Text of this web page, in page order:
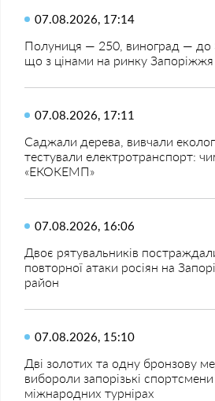
07.08.2026, 17:14
Полуниця — 250, виноград — до
що з цінами на ринку Запоріжжя
07.08.2026, 17:11
Саджали дерева, вивчали
тестували електротранспорт:
«ЕКОКЕМП»
07.08.2026, 16:06
Двоє рятувальників
повторної атаки росіян на
район
07.08.2026, 15:10
Дві золотих та одну бронзову
вибороли запорізькі
міжнародних турнірах